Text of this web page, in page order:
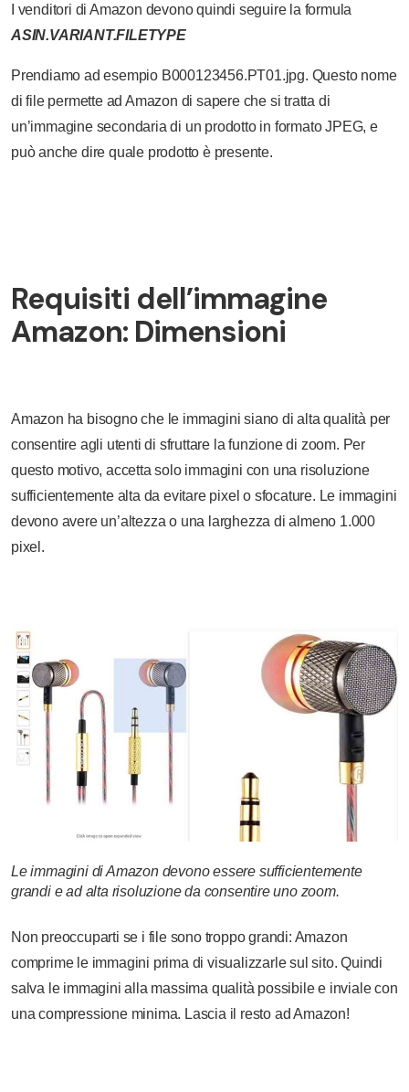
I venditori di Amazon devono quindi seguire la formula
ASIN.VARIANT.FILETYPE
Prendiamo ad esempio B000123456.PT01.jpg. Questo nome
di file permette ad Amazon di sapere che si tratta di
un’immagine secondaria di un prodotto in formato JPEG, e
può anche dire quale prodotto è presente.
Requisiti dell’immagine
Amazon: Dimensioni
Amazon ha bisogno che le immagini siano di alta qualità per
consentire agli utenti di sfruttare la funzione di zoom. Per
questo motivo, accetta solo immagini con una risoluzione
sufficientemente alta da evitare pixel o sfocature. Le immagini
devono avere un’altezza o una larghezza di almeno 1.000
pixel.
Le immagini di Amazon devono essere sufficientemente
grandi e ad alta risoluzione da consentire uno zoom.
Non preoccuparti se i file sono troppo grandi: Amazon
comprime le immagini prima di visualizzarle sul sito. Quindi
salva le immagini alla massima qualità possibile e inviale con
una compressione minima. Lascia il resto ad Amazon!